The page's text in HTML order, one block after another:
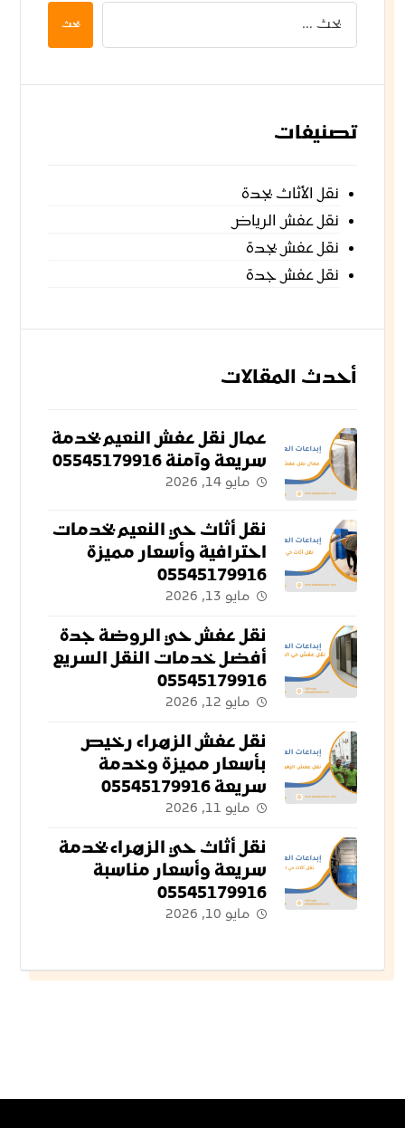
بحث
تصنيفات
نقل الأثاث بجدة
نقل عفش الرياض
نقل عفش بجدة
نقل عفش جدة
أحدث المقالات
عمال نقل عفش النعيم بخدمة
سريعة وآمنة 05545179916
مايو 14, 2026
نقل أثاث حي النعيم بخدمات
احترافية وأسعار مميزة
05545179916
مايو 13, 2026
نقل عفش حي الروضة جدة
أفضل خدمات النقل السريع
05545179916
مايو 12, 2026
نقل عفش الزهراء رخيص
بأسعار مميزة وخدمة
سريعة 05545179916
مايو 11, 2026
نقل أثاث حي الزهراء بخدمة
سريعة وأسعار مناسبة
05545179916
مايو 10, 2026